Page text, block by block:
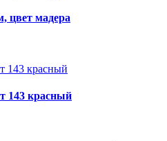
цвет мадера
143 красный